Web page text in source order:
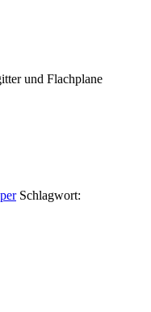
und Flachplane
Schlagwort: